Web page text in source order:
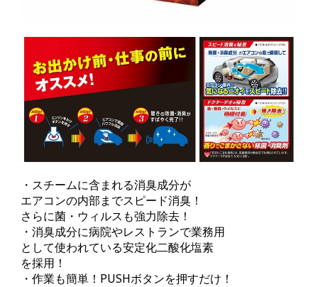
・スチームに含まれる消臭成分が
エアコンの内部までスピード消臭！
さらに菌・ウィルスも強力除去！
・消臭成分に病院やレストランで業務用
として使われている安定化二酸化塩素
を採用！
・作業も簡単！PUSHボタンを押すだけ！